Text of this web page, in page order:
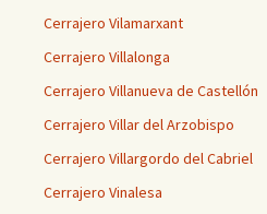
Cerrajero Vilamarxant
Cerrajero Villalonga
Cerrajero Villanueva de Castellón
Cerrajero Villar del Arzobispo
Cerrajero Villargordo del Cabriel
Cerrajero Vinalesa